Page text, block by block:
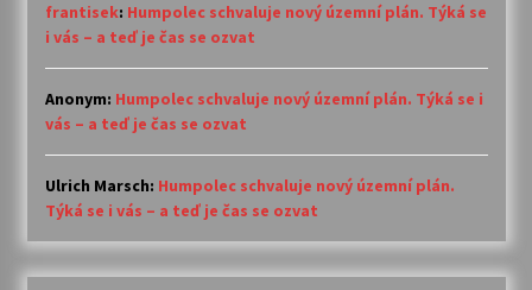
frantisek: Humpolec schvaluje nový územní plán. Týká se
i vás – a teď je čas se ozvat
Anonym: Humpolec schvaluje nový územní plán. Týká se i
vás – a teď je čas se ozvat
Ulrich Marsch: Humpolec schvaluje nový územní plán.
Týká se i vás – a teď je čas se ozvat